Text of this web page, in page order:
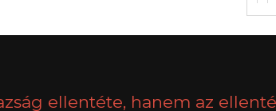
ellentéte, hanem az